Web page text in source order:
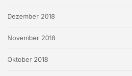
Dezember 2018
November 2018
Oktober 2018